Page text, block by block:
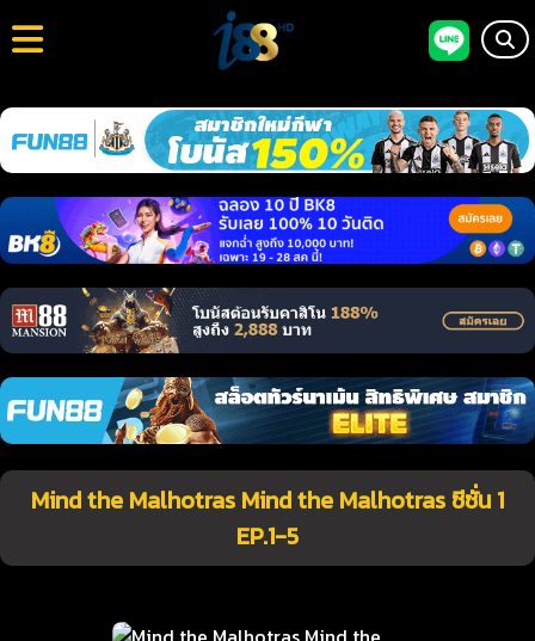
Mind the Malhotras Mind the Malhotras ซีซั่น 1
EP.1-5